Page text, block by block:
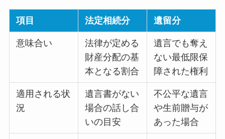
項目 法定相続分 遺留分
意味合い
法律が定める
財産分配の基
本となる割合
遺言でも奪え
ない最低限保
障された権利
適用される状
況
遺言書がない
場合の話し合
いの目安
不公平な遺言
や生前贈与が
あった場合